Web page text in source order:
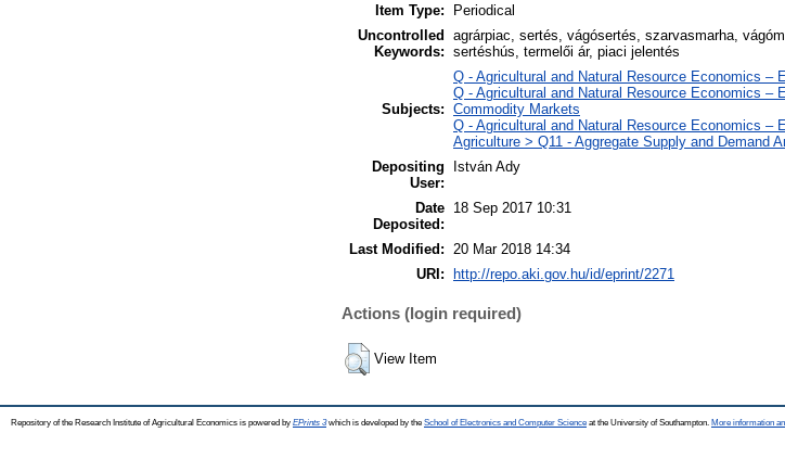
Item Type:
Periodical
Uncontrolled
Keywords:
agrárpiac, sertés, vágósertés, szarvasmarha,
sertéshús, termelői ár, piaci jelentés
Subjects:
Q - Agricultural and Natural Resource Economics –
Q - Agricultural and Natural Resource Economics –
Commodity Markets
Q - Agricultural and Natural Resource Economics –
Agriculture > Q11 - Aggregate Supply and Demand
Depositing
User:
István Ady
Date
Deposited:
18 Sep 2017 10:31
Last Modified:
20 Mar 2018 14:34
URI: http://repo.aki.gov.hu/id/eprint/2271
Actions (login required)
View Item
Repository of the Research Institute of Agricultural Economics is powered by EPrints 3which is developed by the School of Electronics and Computer Science at the University of Southampton. More information